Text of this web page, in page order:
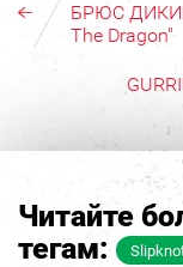
БРЮС
The Dragon"
Читайте
тегам: